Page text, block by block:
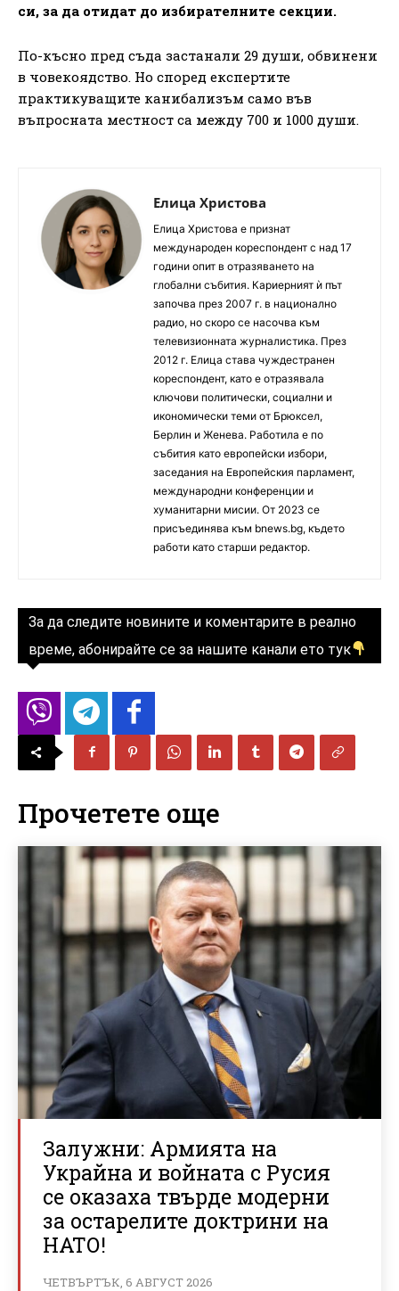
си, за да отидат до избирателните секции.
По-късно пред съда застанали 29 души, обвинени
в човекоядство. Но според експертите
практикуващите канибализъм само във
въпросната местност са между 700 и 1000 души.
Елица Христова
Елица Христова е признат
международен кореспондент с над 17
години опит в отразяването на
глобални събития. Кариерният ѝ път
започва през 2007 г. в национално
радио, но скоро се насочва към
телевизионната журналистика. През
2012 г. Елица става чуждестранен
кореспондент, като е отразявала
ключови политически, социални и
икономически теми от Брюксел,
Берлин и Женева. Работила е по
събития като европейски избори,
заседания на Европейския парламент,
международни конференции и
хуманитарни мисии. От 2023 се
присъединява към bnews.bg, където
работи като старши редактор.
За да следите новините и коментарите в реално
време, абонирайте се за нашите канали ето тук
Прочетете още
Залужни: Армията на
Украйна и войната с Русия
се оказаха твърде модерни
за остарелите доктрини на
НАТО!
ЧЕТВЪРТЪК, 6 АВГУСТ 2026